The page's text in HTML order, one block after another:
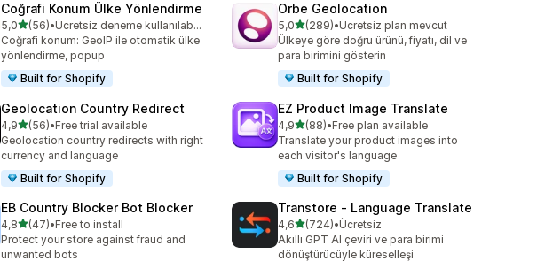
Coğrafi Konum Ülke Yönlendirme
5,05 yıldız üzerinden
(56)
toplam 56 değerlendirme
•
Ücretsiz deneme kullanılabilir
Coğrafi konum: GeoIP ile otomatik ülke
yönlendirme, popup
Built for Shopify
Orbe Geolocation
5,05 yıldız üzerinden
(289)
toplam 289 değerlendirme
•Ücretsiz plan mevcut
Ülkeye göre doğru ürünü, fiyatı, dil ve
para birimini gösterin
Built for Shopify
Geolocation Country Redirect
4,95 yıldız üzerinden
(56)
toplam 56 değerlendirme
•Free trial available
Geolocation country redirects with right
currency and language
Built for Shopify
EZ Product Image Translate
4,95 yıldız üzerinden
(88)
toplam 88 değerlendirme
•Free plan available
Translate your product images into
each visitor's language
Built for Shopify
EB Country Blocker Bot Blocker
4,85 yıldız üzerinden
(47)
toplam 47 değerlendirme
•Free to install
Protect your store against fraud and
unwanted bots
Transtore ‑ Language Translate
4,65 yıldız üzerinden
(724)
toplam 724 değerlendirme
•Ücretsiz
Akıllı GPT AI çeviri ve para birimi
dönüştürücüyle küreselleşi